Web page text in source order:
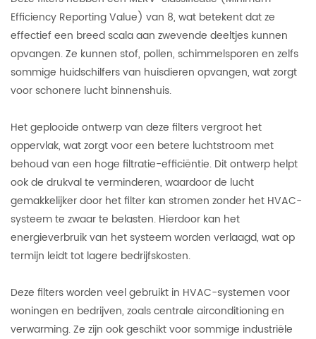
Efficiency Reporting Value) van 8, wat betekent dat ze
effectief een breed scala aan zwevende deeltjes kunnen
opvangen. Ze kunnen stof, pollen, schimmelsporen en zelfs
sommige huidschilfers van huisdieren opvangen, wat zorgt
voor schonere lucht binnenshuis.
Het geplooide ontwerp van deze filters vergroot het
oppervlak, wat zorgt voor een betere luchtstroom met
behoud van een hoge filtratie-efficiëntie. Dit ontwerp helpt
ook de drukval te verminderen, waardoor de lucht
gemakkelijker door het filter kan stromen zonder het HVAC-
systeem te zwaar te belasten. Hierdoor kan het
energieverbruik van het systeem worden verlaagd, wat op
termijn leidt tot lagere bedrijfskosten.
Deze filters worden veel gebruikt in HVAC-systemen voor
woningen en bedrijven, zoals centrale airconditioning en
verwarming. Ze zijn ook geschikt voor sommige industriële